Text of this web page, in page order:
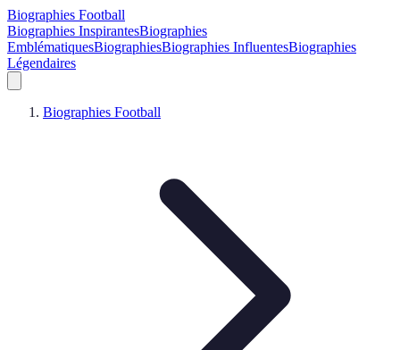
Biographies Football
Biographies InspirantesBiographies
EmblématiquesBiographiesBiographies InfluentesBiographies
Légendaires
Biographies Football